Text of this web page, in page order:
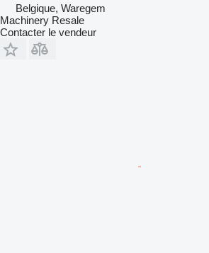
Belgique, Waregem
Machinery Resale
Contacter le vendeur